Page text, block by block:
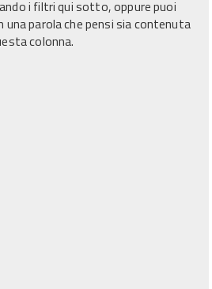
i filtri qui sotto, oppure puoi
una parola che pensi sia contenuta
colonna.